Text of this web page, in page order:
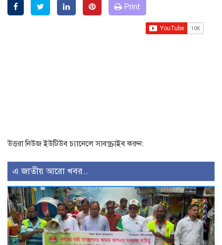
Print
উত্তরা নিউজ ইউটিউব চ্যানেলে সাবস্ক্রাইব করুন:
এ জাতীয় আরো খবর..